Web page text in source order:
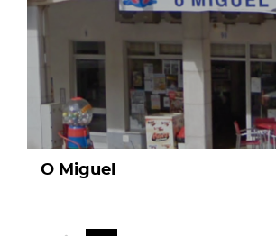
O Miguel